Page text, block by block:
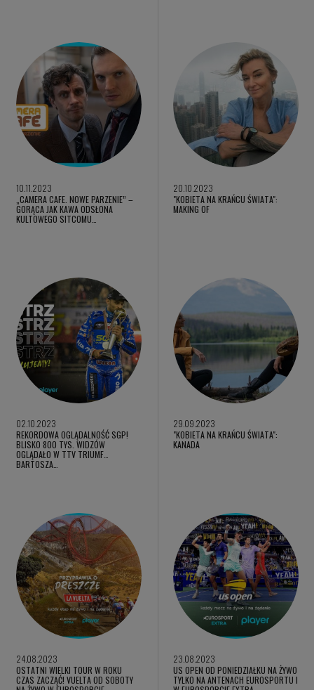
10.11.2023
„CAMERA CAFE. NOWE PARZENIE” –
GORĄCA JAK KAWA ODSŁONA
KULTOWEGO SITCOMU…
20.10.2023
"KOBIETA NA KRAŃCU ŚWIATA":
MAKING OF
02.10.2023
REKORDOWA OGLĄDALNOŚĆ SGP!
BLISKO 800 TYS. WIDZÓW
OGLĄDAŁO W TTV TRIUMF
BARTOSZA…
29.09.2023
"KOBIETA NA KRAŃCU ŚWIATA":
KANADA
24.08.2023
OSTATNI WIELKI TOUR W ROKU
CZAS ZACZĄĆ! VUELTA OD SOBOTY
23.08.2023
US OPEN OD PONIEDZIAŁKU NA ŻYWO
TYLKO NA ANTENACH EUROSPORTU I